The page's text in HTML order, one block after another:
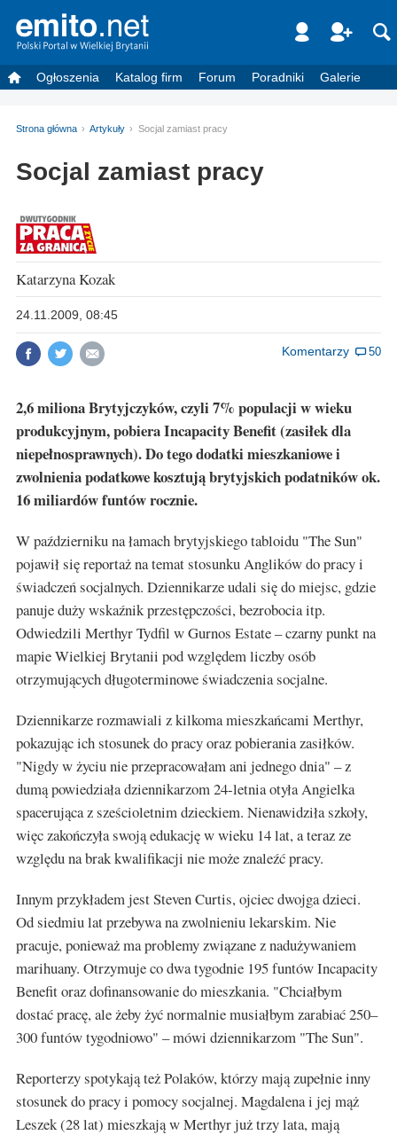
Ogłoszenia Katalog firm Forum Poradniki Galerie
Strona główna Artykuły Socjal zamiast pracy
Socjal zamiast pracy
Katarzyna Kozak
24.11.2009, 08:45
Komentarzy 50
2,6 miliona Brytyjczyków, czyli 7% populacji w wieku
produkcyjnym, pobiera Incapacity Benefit (zasiłek dla
niepełnosprawnych). Do tego dodatki mieszkaniowe i
zwolnienia podatkowe kosztują brytyjskich podatników ok.
16 miliardów funtów rocznie.
W październiku na łamach brytyjskiego tabloidu "The Sun"
pojawił się reportaż na temat stosunku Anglików do pracy i
świadczeń socjalnych. Dziennikarze udali się do miejsc, gdzie
panuje duży wskaźnik przestępczości, bezrobocia itp.
Odwiedzili Merthyr Tydfil w Gurnos Estate – czarny punkt na
mapie Wielkiej Brytanii pod względem liczby osób
otrzymujących długoterminowe świadczenia socjalne.
Dziennikarze rozmawiali z kilkoma mieszkańcami Merthyr,
pokazując ich stosunek do pracy oraz pobierania zasiłków.
"Nigdy w życiu nie przepracowałam ani jednego dnia" – z
dumą powiedziała dziennikarzom 24-letnia otyła Angielka
spacerująca z sześcioletnim dzieckiem. Nienawidziła szkoły,
więc zakończyła swoją edukację w wieku 14 lat, a teraz ze
względu na brak kwalifikacji nie może znaleźć pracy.
Innym przykładem jest Steven Curtis, ojciec dwojga dzieci.
Od siedmiu lat przebywa na zwolnieniu lekarskim. Nie
pracuje, ponieważ ma problemy związane z nadużywaniem
marihuany. Otrzymuje co dwa tygodnie 195 funtów Incapacity
Benefit oraz dofinansowanie do mieszkania. "Chciałbym
dostać pracę, ale żeby żyć normalnie musiałbym zarabiać 250–
300 funtów tygodniowo" – mówi dziennikarzom "The Sun".
Reporterzy spotykają też Polaków, którzy mają zupełnie inny
stosunek do pracy i pomocy socjalnej. Magdalena i jej mąż
Leszek (28 lat) mieszkają w Merthyr już trzy lata, mają